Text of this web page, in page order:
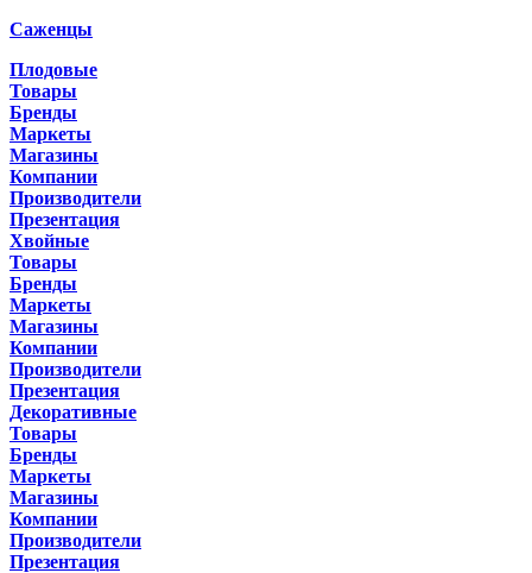
Саженцы
Плодовые
Товары
Бренды
Маркеты
Магазины
Компании
Производители
Презентация
Хвойные
Товары
Бренды
Маркеты
Магазины
Компании
Производители
Презентация
Декоративные
Товары
Бренды
Маркеты
Магазины
Компании
Производители
Презентация